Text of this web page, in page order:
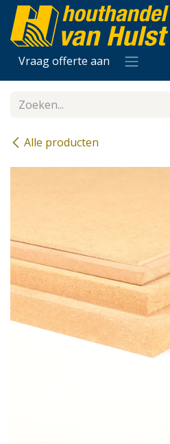
Overslaan naar inhoud
Vraag offerte aan
Alle producten